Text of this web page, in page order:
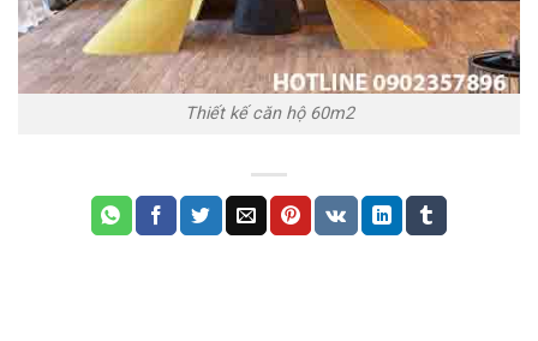
Thiết kế căn hộ 60m2